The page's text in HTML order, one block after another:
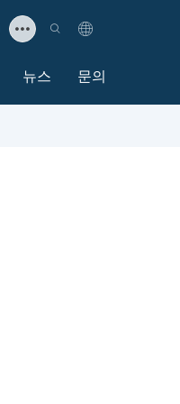
뉴스 문의